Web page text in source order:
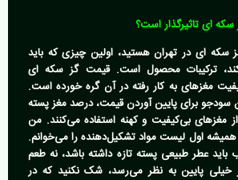
ای تاثیرگذار است؟
سکه ای در تهرانهستید، اولین چیزی که باید
ترکیبات محصول است.قیمت گز سکه ای
مغزهای به کار رفته در آن گره خورده است.
سودجو برای پایین آوردن قیمت، درصد مغز پسته
مغزهای بی‌کیفیت و کهنه استفاده می‌کنند. من
اول لیست مواد تشکیل‌دهنده را می‌خوانم.
باید عطر طبیعی پسته تازه داشته باشد، نه طعم
خیلی پایین به نظر می‌رسد، شک نکنید که در